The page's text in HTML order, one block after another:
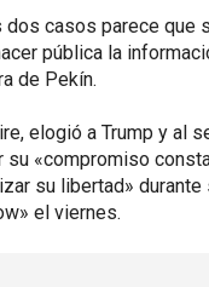
dos casos parece que
pública la
de Pekín.
elogió a Trump y al
su «compromiso
su libertad»
el viernes.